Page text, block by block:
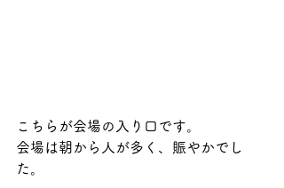
こちらが会場の入り口です。
会場は朝から人が多く、賑やかでし
た。